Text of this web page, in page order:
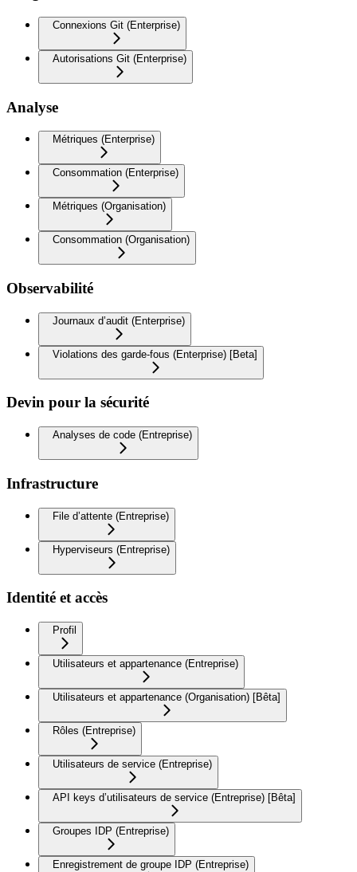
Connexions Git (Enterprise)
Autorisations Git (Enterprise)
Analyse
Métriques (Enterprise)
Consommation (Enterprise)
Métriques (Organisation)
Consommation (Organisation)
Observabilité
Journaux d’audit (Enterprise)
Violations des garde-fous (Enterprise) [Beta]
Devin pour la sécurité
Analyses de code (Entreprise)
Infrastructure
File d’attente (Entreprise)
Hyperviseurs (Entreprise)
Identité et accès
Profil
Utilisateurs et appartenance (Entreprise)
Utilisateurs et appartenance (Organisation) [Bêta]
Rôles (Entreprise)
Utilisateurs de service (Entreprise)
API keys d’utilisateurs de service (Entreprise) [Bêta]
Groupes IDP (Entreprise)
Enregistrement de groupe IDP (Entreprise)